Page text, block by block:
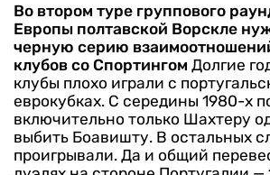
Во втором туре группового
Европы полтавской Ворскле
черную серию
клубов со Спортингом Долгие
клубы плохо играли с
еврокубках. С середины 1980-х
включительно только Шахтеру
выбить Боавишту. В остальных
проигрывали. Да и общий